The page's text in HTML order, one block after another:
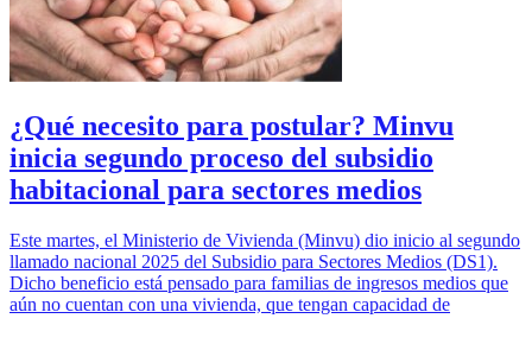
¿Qué necesito para postular? Minvu
inicia segundo proceso del subsidio
habitacional para sectores medios
Este martes, el Ministerio de Vivienda (Minvu) dio inicio al segundo
llamado nacional 2025 del Subsidio para Sectores Medios (DS1).
Dicho beneficio está pensado para familias de ingresos medios que
aún no cuentan con una vivienda, que tengan capacidad de